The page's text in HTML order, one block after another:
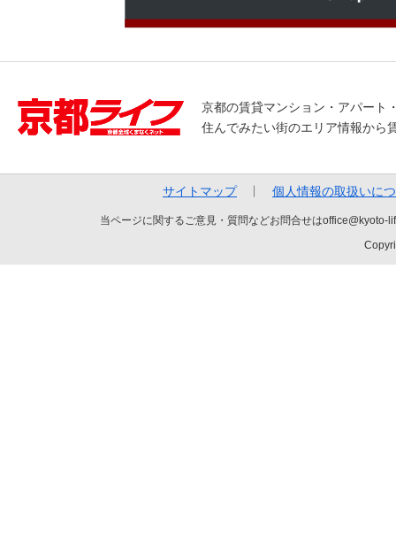
京都の賃貸マンション・アパート
住んでみたい街のエリア情報から
サイトマップ 個人情報の取扱いに
当ページに関するご意見・質問などお問合せは